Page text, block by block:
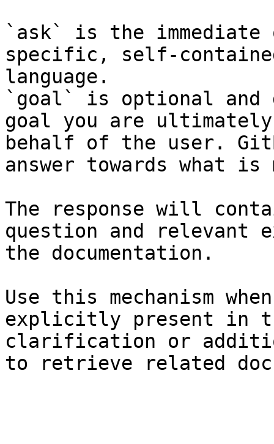
`ask` is the
specific, self-
language.
`goal` is optional and
goal you are
behalf of the user.
answer towards what
The response will
question and relevant
the documentation.
Use this mechanism
explicitly present in
clarification or